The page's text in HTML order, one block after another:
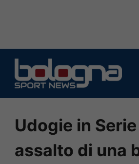
contenuto
Udogie in
assalto di una